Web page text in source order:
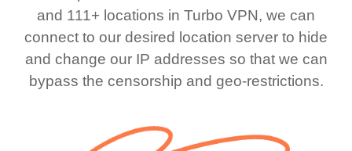
and 111+ locations in Turbo VPN, we can
connect to our desired location server to hide
and change our IP addresses so that we can
bypass the censorship and geo-restrictions.